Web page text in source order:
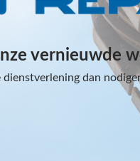
vernieuwde
dan